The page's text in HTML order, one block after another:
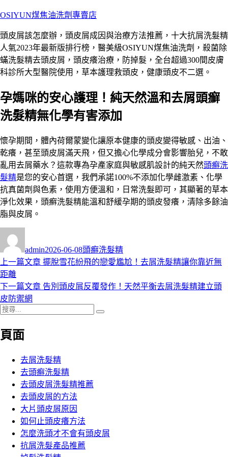
跳
主
要
內
容
OSIYUN煤焦油洗劑專賣店
頭皮屑該怎麼辦，頭皮屑成因與治療方法推薦，十大抗屑洗髮精
人氣2023年最新版排行榜，醫美級OSIYUN煤焦油洗劑，殺菌除
蟎洗髮精去頭皮屑，頭皮癢治療，防掉髮，全台超過300間皮膚
科診所大型醫院使用，草本護理救頭皮，健康頭皮不二選。
孕媽咪的安心護理！純天然溫和去屑頭癬
洗髮精無化學有害添加
懷孕期間，體內荷爾蒙變化讓原本健康的頭皮變得敏感、出油、
乾癢，甚至頭皮屑滿天飛，但又擔心化學成分會影響胎兒，不敢
亂用去屑藥水？這款專為孕產家庭與敏感肌設計的純天然頭癬洗
髮精是您的安心首選，我們承諾100%不添加化學雌激素、化學
抗真菌劑與色素，使用方便溫和，日常洗髮即可，其顯著的草本
淨化效果，頭癬洗髮精能溫和舒緩孕期的頭皮發癢，清除多餘油
脂與皮屑。
者
admin佈
日
2026-06-08類
頭癬洗髮精
文
章
導
覽
上一篇文章 上
篇
擺脫雪花紛飛的戀愛尷尬！去屑洗髮精讓你靠近無
距離
下一篇文章 下
告別頭皮屑反覆發作！天然平衡去屑洗髮精建立頭
皮防禦網
搜
關
頁面
去屑洗髮精
去頭癬洗髮精
去頭皮屑洗髮精推薦
去頭皮屑的方法
大片頭皮屑原因
如何止頭皮癢方法
怎麼洗頭才不會有頭皮屑
抗屑洗髮產品推薦